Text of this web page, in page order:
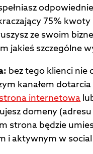
75%
ze swoim
jakieś szczególne
bez tego klienci nie
kanałem
internetowa
domeny
strona będzie
i aktywnym w